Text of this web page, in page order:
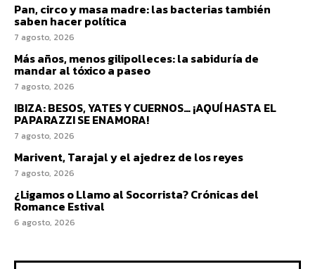
Pan, circo y masa madre: las bacterias también
saben hacer política
7 agosto, 2026
Más años, menos gilipolleces: la sabiduría de
mandar al tóxico a paseo
7 agosto, 2026
IBIZA: BESOS, YATES Y CUERNOS… ¡AQUÍ HASTA EL
PAPARAZZI SE ENAMORA!
7 agosto, 2026
Marivent, Tarajal y el ajedrez de los reyes
7 agosto, 2026
¿Ligamos o Llamo al Socorrista? Crónicas del
Romance Estival
6 agosto, 2026